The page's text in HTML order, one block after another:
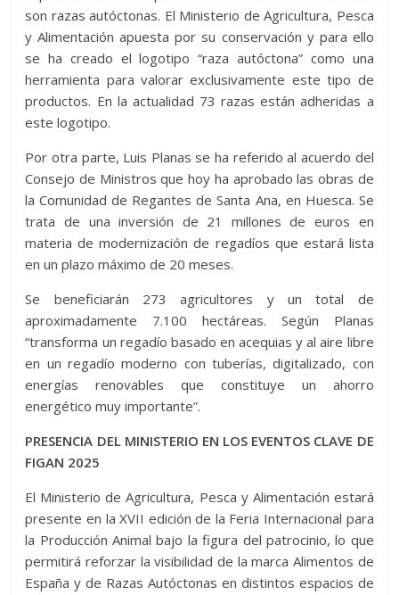
son razas autóctonas. El Ministerio de Agricultura, Pesca
y Alimentación apuesta por su conservación y para ello
se ha creado el logotipo “raza autóctona” como una
herramienta para valorar exclusivamente este tipo de
productos. En la actualidad 73 razas están adheridas a
este logotipo.
Por otra parte, Luis Planas se ha referido al acuerdo del
Consejo de Ministros que hoy ha aprobado las obras de
la Comunidad de Regantes de Santa Ana, en Huesca. Se
trata de una inversión de 21 millones de euros en
materia de modernización de regadíos que estará lista
en un plazo máximo de 20 meses.
Se beneficiarán 273 agricultores y un total de
aproximadamente 7.100 hectáreas. Según Planas
“transforma un regadío basado en acequias y al aire libre
en un regadío moderno con tuberías, digitalizado, con
energías renovables que constituye un ahorro
energético muy importante”.
PRESENCIA DEL MINISTERIO EN LOS EVENTOS CLAVE DE
FIGAN 2025
El Ministerio de Agricultura, Pesca y Alimentación estará
presente en la XVII edición de la Feria Internacional para
la Producción Animal bajo la figura del patrocinio, lo que
permitirá reforzar la visibilidad de la marca Alimentos de
España y de Razas Autóctonas en distintos espacios de